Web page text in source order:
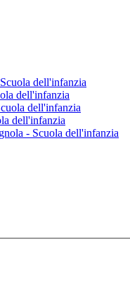
dell'infanzia
dell'infanzia
dell'infanzia
dell'infanzia
- Scuola dell'infanzia